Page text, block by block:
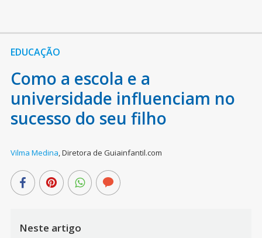
EDUCAÇÃO
Como a escola e a
universidade influenciam no
sucesso do seu filho
Vilma Medina,Diretora de Guiainfantil.com
Neste artigo